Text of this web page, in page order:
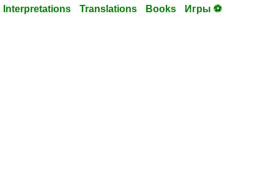
Interpretations Translations Books Игры ⚽